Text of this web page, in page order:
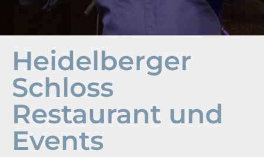
Heidelberger
Schloss
Restaurant und
Events